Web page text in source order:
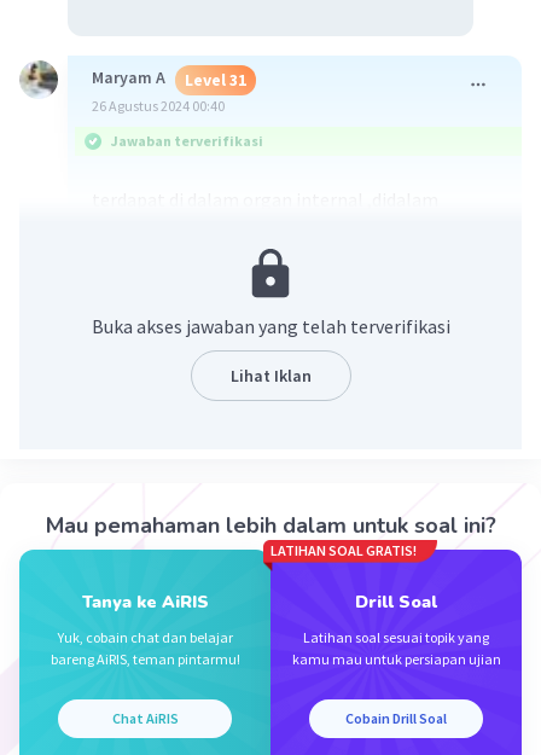
Maryam A Level 31
26 Agustus 2024 00:40
Jawaban terverifikasi
Beri Rating (1 Balas
Rendi R Level 100
Jawaban terverifikasi
Untuk menjawab pertanyaan tersebut, berikut
adalah penjelasan mengenai karakteristik dan
Buka akses jawaban yang telah terverifikasi
Lihat Iklan
Mau pemahaman lebih dalam untuk soal ini?
Tanya ke AiRIS
Yuk, cobain chat dan belajar
bareng AiRIS, teman pintarmu!
Chat AiRIS
LATIHAN SOAL GRATIS!
Drill Soal
Latihan soal sesuai topik yang
kamu mau untuk persiapan ujian
Cobain Drill Soal